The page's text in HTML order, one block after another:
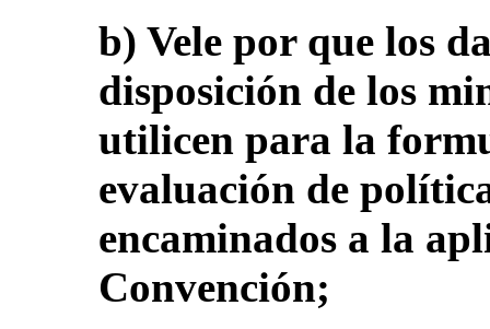
b) Vele por que los
disposición de los
utilicen para la
evaluación de
encaminados a la
Convención;